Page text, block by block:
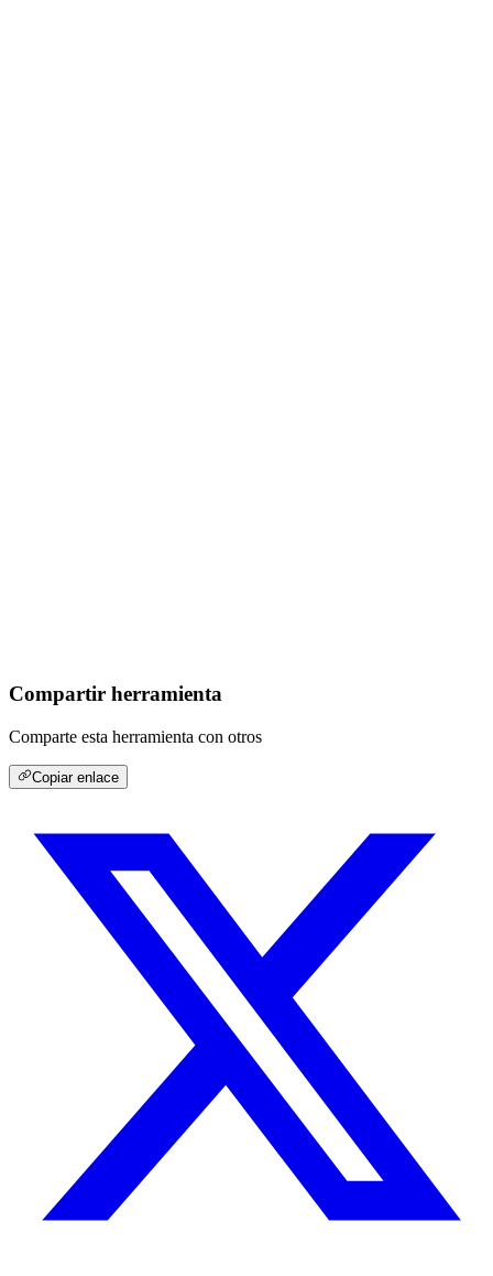
Compartir herramienta
Comparte esta herramienta con otros
Copiar enlace